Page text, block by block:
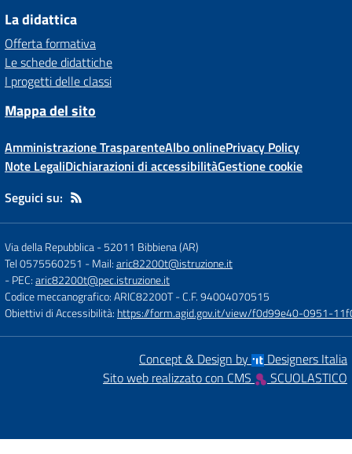
La didattica
Offerta formativa
Le schede didattiche
I progetti delle classi
Mappa del sito
Amministrazione TrasparenteAlbo onlinePrivacy Policy
Note LegaliDichiarazioni di accessibilitàGestione cookie
Seguici su:
Via della Repubblica-52011 Bibbiena (AR)
Tel 0575560251 - Mail:aric82200t@istruzione.it
- PEC:aric82200t@pec.istruzione.it
Codice meccanografico: ARIC82200T- C.F. 94004070515
Obiettivi di Accessibilità: https://form.agid.gov.it/view/f0d99e40-0951-
Concept & Design by
Designers Italia
Sito web realizzato con CMS
SCUOLASTICO